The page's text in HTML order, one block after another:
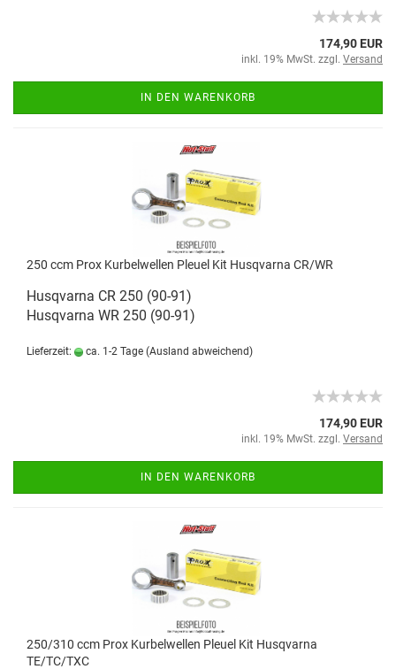
174,90 EUR
inkl. 19% MwSt. zzgl. Versand
IN DEN WARENKORB
250 ccm Prox Kurbelwellen Pleuel Kit Husqvarna CR/WR
Husqvarna CR 250 (90-91)
Husqvarna WR 250 (90-91)
Lieferzeit: ca. 1-2 Tage (Ausland abweichend)
174,90 EUR
inkl. 19% MwSt. zzgl. Versand
IN DEN WARENKORB
250/310 ccm Prox Kurbelwellen Pleuel Kit Husqvarna
TE/TC/TXC